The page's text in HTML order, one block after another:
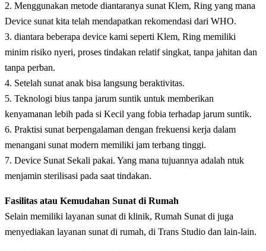
2. Menggunakan metode diantaranya sunat Klem, Ring yang mana
Device sunat kita telah mendapatkan rekomendasi dari WHO.
3. diantara beberapa device kami seperti Klem, Ring memiliki
minim risiko nyeri, proses tindakan relatif singkat, tanpa jahitan dan
tanpa perban.
4. Setelah sunat anak bisa langsung beraktivitas.
5. Teknologi bius tanpa jarum suntik untuk memberikan
kenyamanan lebih pada si Kecil yang fobia terhadap jarum suntik.
6. Praktisi sunat berpengalaman dengan frekuensi kerja dalam
menangani sunat modern memiliki jam terbang tinggi.
7. Device Sunat Sekali pakai. Yang mana tujuannya adalah ntuk
menjamin sterilisasi pada saat tindakan.
Fasilitas atau Kemudahan Sunat di Rumah
Selain memiliki layanan sunat di klinik, Rumah Sunat di juga
menyediakan layanan sunat di rumah, di Trans Studio dan lain-lain.